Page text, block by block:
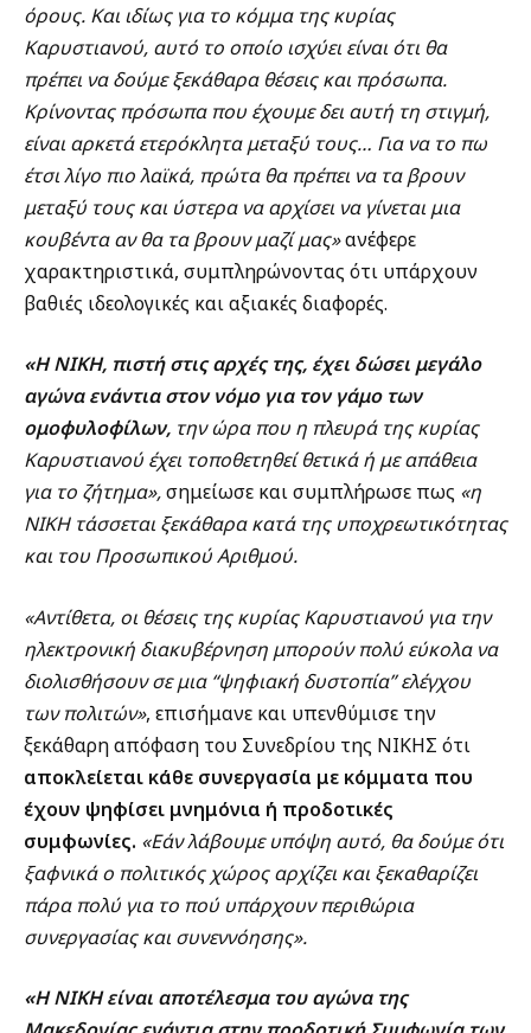
όρους. Και ιδίως για το κόμμα της κυρίας
Καρυστιανού, αυτό το οποίο ισχύει είναι ότι θα
πρέπει να δούμε ξεκάθαρα θέσεις και πρόσωπα.
Κρίνοντας πρόσωπα που έχουμε δει αυτή τη στιγμή,
είναι αρκετά ετερόκλητα μεταξύ τους… Για να το πω
έτσι λίγο πιο λαϊκά, πρώτα θα πρέπει να τα βρουν
μεταξύ τους και ύστερα να αρχίσει να γίνεται μια
κουβέντα αν θα τα βρουν μαζί μας»ανέφερε
χαρακτηριστικά, συμπληρώνοντας ότι υπάρχουν
βαθιές ιδεολογικές και αξιακές διαφορές.
«Η ΝΙΚΗ, πιστή στις αρχές της, έχει δώσει μεγάλο
αγώνα ενάντια στον νόμο για τον γάμο των
ομοφυλοφίλων, την ώρα που η πλευρά της κυρίας
Καρυστιανού έχει τοποθετηθεί θετικά ή με απάθεια
για το ζήτημα»,σημείωσε και συμπλήρωσε πως «η
ΝΙΚΗ τάσσεται ξεκάθαρα κατά της υποχρεωτικότητας
και του Προσωπικού Αριθμού.
«Αντίθετα, οι θέσεις της κυρίας Καρυστιανού για την
ηλεκτρονική διακυβέρνηση μπορούν πολύ εύκολα να
διολισθήσουν σε μια “ψηφιακή δυστοπία” ελέγχου
των πολιτών», επισήμανε και υπενθύμισε την
ξεκάθαρη απόφαση του Συνεδρίου της ΝΙΚΗΣ ότι
αποκλείεται κάθε συνεργασία με κόμματα που
έχουν ψηφίσει μνημόνια ή προδοτικές
συμφωνίες. «Εάν λάβουμε υπόψη αυτό, θα δούμε ότι
ξαφνικά ο πολιτικός χώρος αρχίζει και ξεκαθαρίζει
πάρα πολύ για το πού υπάρχουν περιθώρια
συνεργασίας και συνεννόησης».
«Η ΝΙΚΗ είναι αποτέλεσμα του αγώνα της